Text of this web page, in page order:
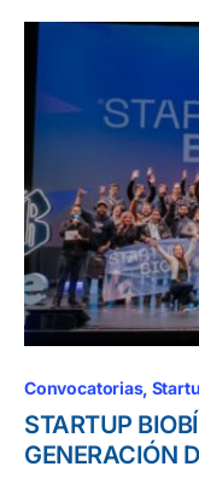
Convocatorias
STARTUP
GENERACIÓN